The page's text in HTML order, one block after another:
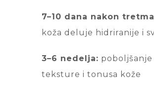
7–10 dana nakon
koža deluje hidriranije i
3–6 nedelja: poboljšanje
teksture i tonusa kože